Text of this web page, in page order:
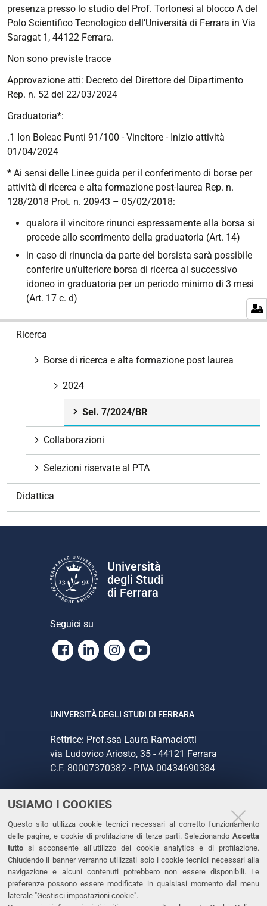
USIAMO I COOKIES
Questo sito utilizza cookie tecnici necessari al corretto funzionamento
delle pagine, e cookie di profilazione di terze parti. Selezionando Accetta
tutto si acconsente all’utilizzo dei cookie analytics e di profilazione.
Chiudendo il banner verranno utilizzati solo i cookie tecnici necessari alla
navigazione e alcuni contenuti potrebbero non essere disponibili. Le
preferenze possono essere modificate in qualsiasi momento dal menu
laterale "Gestisci impostazioni cookie".
presenza presso lo studio del Prof. Tortonesi al blocco A del
Polo Scientifico Tecnologico dell’Università di Ferrara in Via
Saragat 1, 44122 Ferrara.
Non sono previste tracce
Approvazione atti: Decreto del Direttore del Dipartimento
Rep. n. 52 del 22/03/2024
Graduatoria*:
.1 Ion Boleac Punti 91/100 - Vincitore - Inizio attività
01/04/2024
* Ai sensi delle Linee guida per il conferimento di borse per
attività di ricerca e alta formazione post-laurea Rep. n.
128/2018 Prot. n. 20943 – 05/02/2018:
qualora il vincitore rinunci espressamente alla borsa si
procede allo scorrimento della graduatoria (Art. 14)
in caso di rinuncia da parte del borsista sarà possibile
conferire un’ulteriore borsa di ricerca al successivo
idoneo in graduatoria per un periodo minimo di 3 mesi
(Art. 17 c. d)
Ricerca
Borse di ricerca e alta formazione post laurea
2024
Sel. 7/2024/BR
Collaborazioni
Selezioni riservate al PTA
Didattica
Università
degli Studi
di Ferrara
Seguici su
Facebook
LinkedinInstagram
Youtube
UNIVERSITÀ DEGLI STUDI DI FERRARA
Rettrice: Prof.ssa Laura Ramaciotti
via Ludovico Ariosto, 35 - 44121 Ferrara
C.F. 80007370382 - P.IVA 00434690384
CONTATTI
Tel. +39 0532 293111
Fax. +39 0532 293031
PEC
LINKS